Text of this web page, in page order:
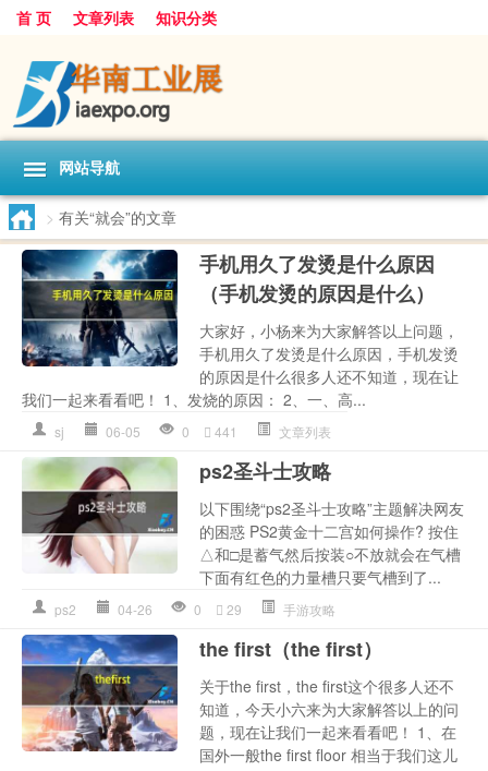
首 页 文章列表 知识分类
网站导航
> 有关“就会”的文章
手机用久了发烫是什么原因
（手机发烫的原因是什么）
大家好，小杨来为大家解答以上问题，
手机用久了发烫是什么原因，手机发烫
的原因是什么很多人还不知道，现在让
我们一起来看看吧！ 1、发烧的原因： 2、一、高...
sj 06-05 0 441 文章列表
ps2圣斗士攻略
以下围绕“ps2圣斗士攻略”主题解决网友
的困惑 PS2黄金十二宫如何操作? 按住
△和□是蓄气然后按装○不放就会在气槽
下面有红色的力量槽只要气槽到了...
ps2 04-26 0 29 手游攻略
the first（the first）
关于the first，the first这个很多人还不
知道，今天小六来为大家解答以上的问
题，现在让我们一起来看看吧！ 1、在
国外一般the first floor 相当于我们这儿